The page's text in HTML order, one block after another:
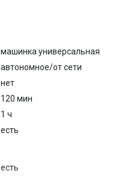
машинка универсальная
автономное/от сети
нет
120 мин
1 ч
есть
есть